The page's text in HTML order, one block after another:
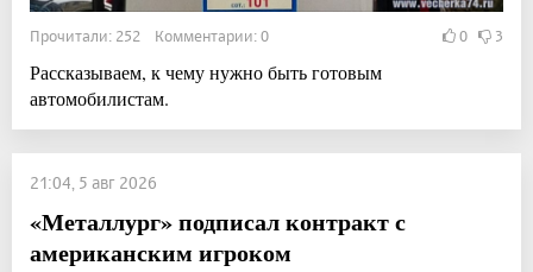
Прочитали: 252 Комментарии: 0 0 3
Рассказываем, к чему нужно быть готовым
автомобилистам.
21:04, 5 авг 2026
«Металлург» подписал контракт с
американским игроком